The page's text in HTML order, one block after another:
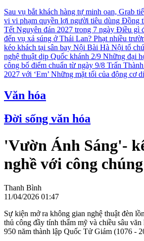
Sau vụ bắt khách hàng tự minh oan, Grab
vi vi phạm quyền lợi người tiêu dùng Đồng
Tết Nguyên đán 2027 trong 7 ngày Điều gì
đến vụ xả súng ở Thái Lan? Phạt nhiều
kéo khách tại sân bay Nội Bài Hà Nội tổ
nghệ thuật dịp Quốc khánh 2/9 Những đại
công bố điểm chuẩn từ ngày 9/8 Trấn
2027 với ‘Em’ Những mặt tối của động cơ
Văn hóa
Đời sống văn hóa
'Vườn Ánh Sáng'-
nghề với công
Thanh Bình
11/04/2026 01:47
Sự kiện mở ra không gian nghệ thuật đèn
thủ công đầy tính thẩm mỹ và chiều sâu
950 năm thành lập Quốc Tử Giám (1076 -